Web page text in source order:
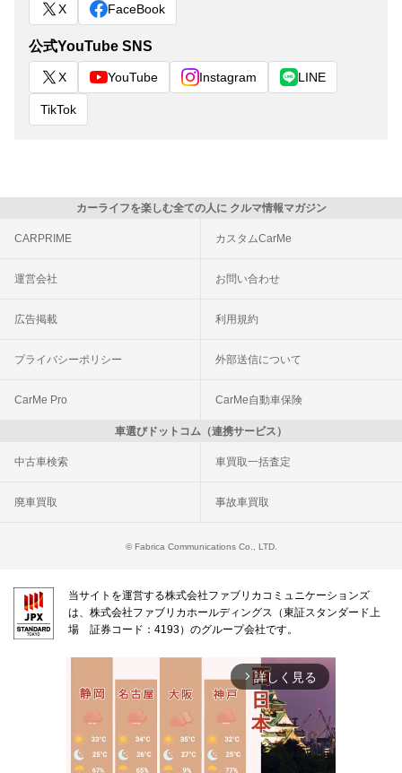
X FaceBook
公式YouTube SNS
X YouTube Instagram LINE
TikTok
カーライフを楽しむ全ての人に クルマ情報マガジン
CARPRIME カスタムCarMe
運営会社 お問い合わせ
広告掲載 利用規約
プライバシーポリシー 外部送信について
CarMe Pro CarMe自動車保険
車選びドットコム（連携サービス）
中古車検索 車買取一括査定
廃車買取 事故車買取
© Fabrica Communications Co., LTD.
当サイトを運営する株式会社ファブリカコミュニケーションズ
は、株式会社ファブリカホールディングス（東証スタンダード上
場 証券コード：4193）のグループ会社です。
arrow_forward_ios 詳しく見る